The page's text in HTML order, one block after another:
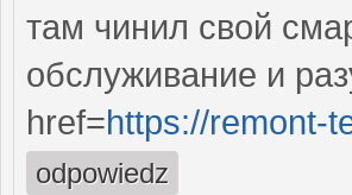
там чинил свой
обслуживание и
href=https://remont-
odpowiedz